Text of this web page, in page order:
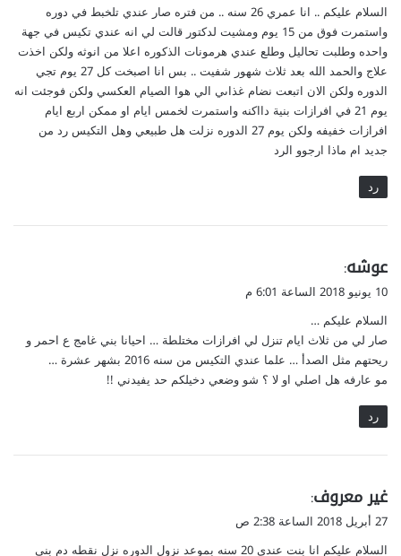
ل
السلام عليكم .. انا عمري 26 سنه .. من فتره صار عندي تلخبط في دوره
واستمرت فوق من 15 يوم ومشيت لدكتور قالت لي انه عندي تكيس في جهة
واحده وطلبت تحاليل وطلع عندي هرمونات الذكوره اعلا من انوثه ولكن اخذت
علاج والحمد الله بعد ثلاث شهور شفيت .. بس انا اصبخت كل 27 يوم تجي
الدوره ولكن الان اتبعت نضام غذاىي الي هوا الصيام العكسي ولكن فوجئت انه
يوم 21 في افرازات بنية دااكنه واستمرت لخمس ايام او ممكن اربع ايام
افرازات خفيفه ولكن يوم 27 الدوره نزلت هل طبيعي وهل التكيس رد من
جديد ام ماذا ارجوو الرد
رد
ي
ق
ل
عوشه:
10 يونيو 2018 الساعة 6:01 م
السلام عليكم …
صار لي من ثلاث ايام تنزل لي افرازات مختلطة … احيانا بني غامج ع احمر و
ريحتهم مثل الصدأ … علما عندي التكيس من سنه 2016 بشهر عشرة …
مو عارفه هل اصلي او لا ؟ شو وضعي دخيلكم حد يفيدني !!
رد
ي
ق
غير معروف:
27 أبريل 2018 الساعة 2:38 ص
السلام عليكم انا بنت عندى 20 سنه بموعد نزول الدوره نزل نقطه دم بنى